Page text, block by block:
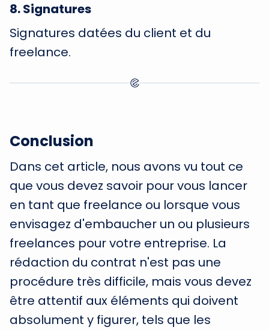
8.Signatures
Signatures datées du client et du
freelance.
Conclusion
Dans cet article, nous avons vu tout ce
que vous devez savoir pour vous lancer
en tant que freelance ou lorsque vous
envisagez d'embaucher un ou plusieurs
freelances pour votre entreprise. La
rédaction du contrat n'est pas une
procédure très difficile, mais vous devez
être attentif aux éléments qui doivent
absolument y figurer, tels que les